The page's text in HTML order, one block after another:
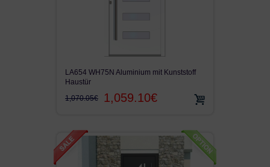
LA654 WH75N Aluminium mit Kunststoff
Haustür
1,070.05€
1,059.10€